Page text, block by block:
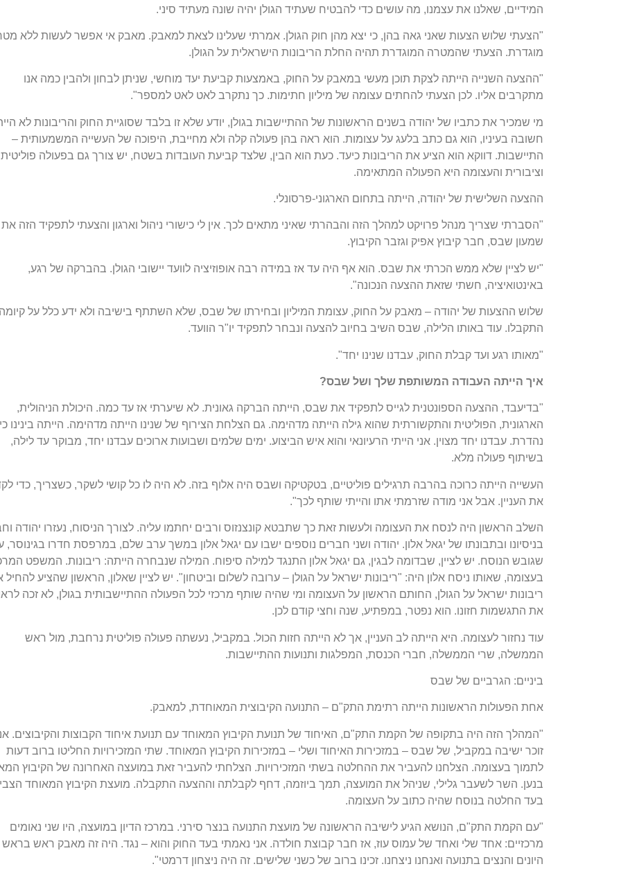
המידיים, שאלנו את עצמנו, מה עושים כדי להבטיח שעתיד הגולן יהיה שונה מעתיד סיני.
"הצעתי שלוש הצעות שאני גאה בהן, כי יצא מהן חוק הגולן. אמרתי שעלינו לצאת למאבק. מאבק אי אפשר לעשות ללא
מוגדרת. הצעתי שהמטרה המוגדרת תהיה החלת הריבונות הישראלית על הגולן.
"ההצעה השנייה הייתה לצקת תוכן מעשי במאבק על החוק, באמצעות קביעת יעד מוחשי, שניתן לבחון ולהבין כמה אנו
מתקרבים אליו. לכן הצעתי להחתים עצומה של מיליון חתימות. כך נתקרב לאט לאט למספר".
מי שמכיר את כתביו של יהודה בשנים הראשונות של ההתיישבות בגולן, יודע שלא זו בלבד שסוגיית החוק והריבונות לא
חשובה בעיניו, הוא גם כתב בלעג על עצומות. הוא ראה בהן פעולה קלה ולא מחייבת, היפוכה של העשייה המשמעותית –
התיישבות. דווקא הוא הציע את הריבונות כיעד. כעת הוא הבין, שלצד קביעת העובדות בשטח, יש צורך גם בפעולה פוליטית
וציבורית והעצומה היא הפעולה המתאימה.
ההצעה השלישית של יהודה, הייתה בתחום הארגוני-פרסונלי.
"הסברתי שצריך מנהל פרויקט למהלך הזה והבהרתי שאיני מתאים לכך. אין לי כישורי ניהול וארגון והצעתי לתפקיד הזה את
שמעון שבס, חבר קיבוץ אפיק וגזבר הקיבוץ.
"יש לציין שלא ממש הכרתי את שבס. הוא אף היה עד אז במידה רבה אופוזיציה לוועד יישובי הגולן. בהברקה של רגע,
באינטואיציה, חשתי שזאת ההצעה הנכונה".
שלוש ההצעות של יהודה – מאבק על החוק, עצומת המיליון ובחירתו של שבס, שלא השתתף בישיבה ולא ידע כלל על
התקבלו. עוד באותו הלילה, שבס השיב בחיוב להצעה ונבחר לתפקיד יו"ר הוועד.
"מאותו רגע ועד קבלת החוק, עבדנו שנינו יחד".
איך הייתה העבודה המשותפת שלך ושל שבס?
"בדיעבד, ההצעה הספונטנית לגייס לתפקיד את שבס, הייתה הברקה גאונית. לא שיערתי אז עד כמה. היכולת הניהולית,
הארגונית, הפוליטית והתקשורתית שהוא גילה הייתה מדהימה. גם הצלחת הצירוף של שנינו הייתה מדהימה. הייתה בינינו
נהדרת. עבדנו יחד מצוין. אני הייתי הרעיונאי והוא איש הביצוע. ימים שלמים ושבועות ארוכים עבדנו יחד, מבוקר עד לילה,
בשיתוף פעולה מלא.
העשייה הייתה כרוכה בהרבה תרגילים פוליטיים, בטקטיקה ושבס היה אלוף בזה. לא היה לו כל קושי לשקר, כשצריך, כדי
את העניין. אבל אני מודה שזרמתי אתו והייתי שותף לכך".
השלב הראשון היה לנסח את העצומה ולעשות זאת כך שתבטא קונצנזוס ורבים יחתמו עליה. לצורך הניסוח, נעזרו יהודה
בניסיונו ובתבונתו של יגאל אלון. יהודה ושני חברים נוספים ישבו עם יגאל אלון במשך ערב שלם, במרפסת חדרו בגינוסר,
שגובש הנוסח. יש לציין, שבדומה לבגין, גם יגאל אלון התנגד למילה סיפוח. המילה שנבחרה הייתה: ריבונות. המשפט
בעצומה, שאותו ניסח אלון היה: "ריבונות ישראל על הגולן – ערובה לשלום וביטחון". יש לציין שאלון, הראשון שהציע להחיל
ריבונות ישראל על הגולן, החותם הראשון על העצומה ומי שהיה שותף מרכזי לכל הפעולה ההתיישבותית בגולן, לא זכה
את התגשמות חזונו. הוא נפטר, במפתיע, שנה וחצי קודם לכן.
עוד נחזור לעצומה. היא הייתה לב העניין, אך לא הייתה חזות הכול. במקביל, נעשתה פעולה פוליטית נרחבת, מול ראש
הממשלה, שרי הממשלה, חברי הכנסת, המפלגות ותנועות ההתיישבות.
ביניים: הגרביים של שבס
אחת הפעולות הראשונות הייתה רתימת התק"ם – התנועה הקיבוצית המאוחדת, למאבק.
"המהלך הזה היה בתקופה של הקמת התק"ם, האיחוד של תנועת הקיבוץ המאוחד עם תנועת איחוד הקבוצות והקיבוצים.
זוכר ישיבה במקביל, של שבס – במזכירות האיחוד ושלי – במזכירות הקיבוץ המאוחד. שתי המזכירויות החליטו ברוב דעות
לתמוך בעצומה. הצלחנו להעביר את ההחלטה בשתי המזכירויות. הצלחתי להעביר זאת במועצה האחרונה של הקיבוץ
בנען. השר לשעבר גלילי, שניהל את המועצה, תמך ביוזמה, דחף לקבלתה וההצעה התקבלה. מועצת הקיבוץ המאוחד
בעד החלטה בנוסח שהיה כתוב על העצומה.
"עם הקמת התק"ם, הנושא הגיע לישיבה הראשונה של מועצת התנועה בנצר סירני. במרכז הדיון במועצה, היו שני נאומים
מרכזיים: אחד שלי ואחד של עמוס עוז, אז חבר קבוצת חולדה. אני נאמתי בעד החוק והוא – נגד. היה זה מאבק ראש בראש
היונים והנצים בתנועה ואנחנו ניצחנו. זכינו ברוב של כשני שלישים. זה היה ניצחון דרמטי".